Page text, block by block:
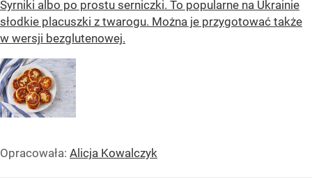
Syrniki albo po prostu serniczki. To popularne na Ukrainie
słodkie placuszki z twarogu. Można je przygotować także
w wersji bezglutenowej.
Opracowała: Alicja Kowalczyk